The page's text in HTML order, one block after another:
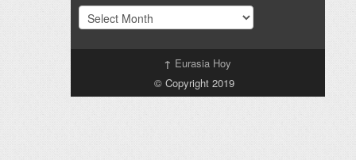
Archivo
↑ Eurasia Hoy
© Copyright 2019